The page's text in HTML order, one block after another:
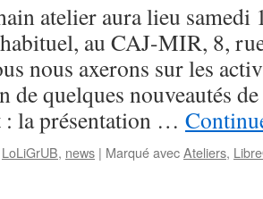
atelier aura lieu samedi
au CAJ-MIR, 8,
nous axerons sur les
de quelques nouveautés
: la présentation …
LoLiGrUB, news | Marqué avecAteliers,